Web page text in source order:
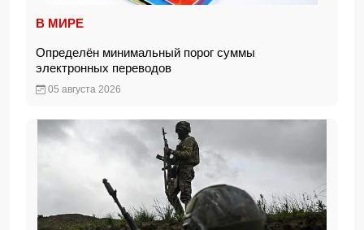
В МИРЕ
Определён минимальный порог суммы
электронных переводов
05 августа 2026